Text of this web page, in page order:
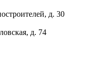
д. 30
д. 74